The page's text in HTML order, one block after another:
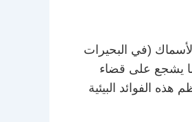
الأسماك (في البحيرات
يشجع على قضاء
الفوائد البيئية